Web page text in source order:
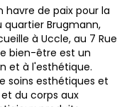
havre de paix pour la
Brugmann,
à Uccle, au 7 Rue
bien-être est un
et à l'esthétique.
soins esthétiques et
du corps aux